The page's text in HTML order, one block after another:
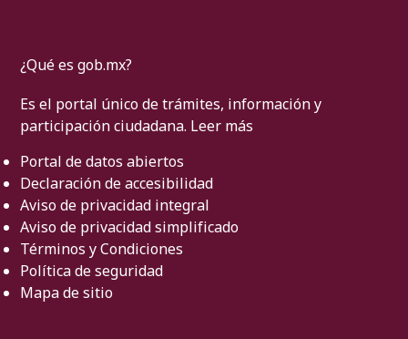
¿Qué es gob.mx?
Es el portal único de trámites, información y
participación ciudadana. Leer más
Portal de datos abiertos
Declaración de accesibilidad
Aviso de privacidad integral
Aviso de privacidad simplificado
Términos y Condiciones
Política de seguridad
Mapa de sitio